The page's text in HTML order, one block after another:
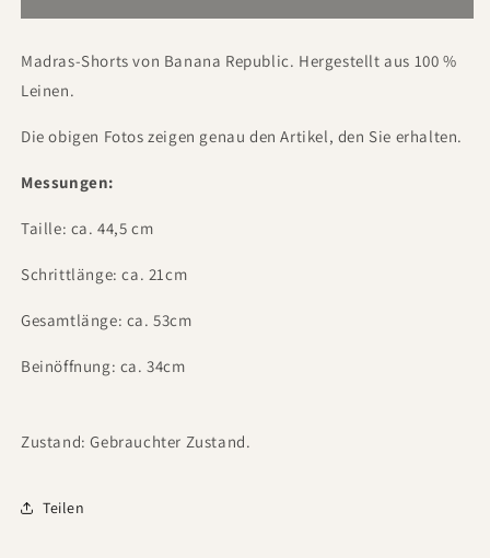
Madras-Shorts von Banana Republic. Hergestellt aus 100 %
Leinen.
Die obigen Fotos zeigen genau den Artikel, den Sie erhalten.
Messungen:
Taille: ca. 44,5 cm
Schrittlänge: ca. 21cm
Gesamtlänge: ca. 53cm
Beinöffnung: ca. 34cm
Zustand: Gebrauchter Zustand.
Teilen